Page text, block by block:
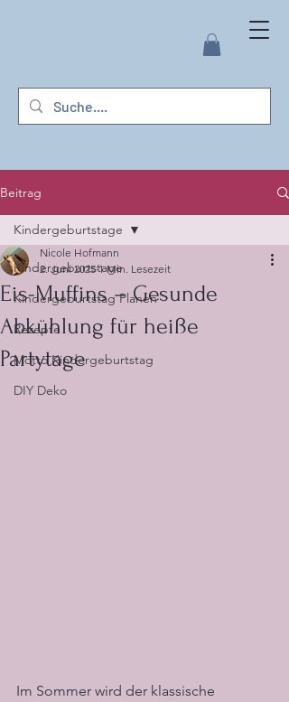
Beitrag
Kindergeburtstage
Kindergeburtstag Planen
Rezepte
Motto Kindergeburtstag
DIY Deko
Kindergeburtstage
Eis-Muffins – Gesunde
Abkühlung für heiße
Partytage
Nicole Hofmann
2. Juni 2025 1 Min. Lesezeit
Im Sommer wird der klassische